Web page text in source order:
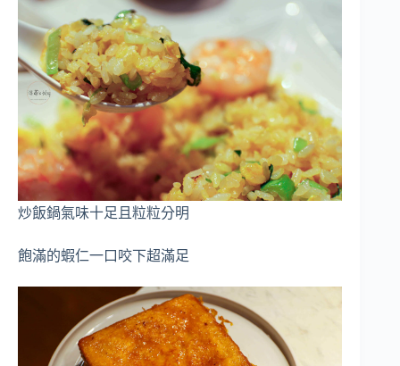
炒飯鍋氣味十足且粒粒分明
飽滿的蝦仁一口咬下超滿足